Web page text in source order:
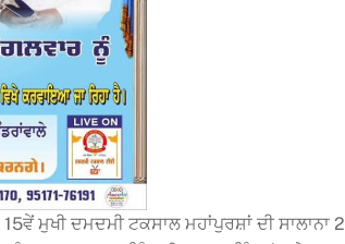
15ਵੇਂ ਮੁਖੀ ਦਮਦਮੀ ਟਕਸਾਲ ਮਹਾਂਪੁਰਸ਼ਾਂ ਦੀ